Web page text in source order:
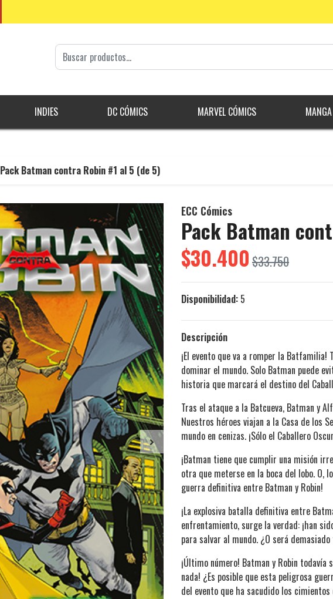
INDIES DC CÓMICS MARVEL CÓMICS MANGA
Pack Batman contra Robin #1 al 5 (de 5)
ECC Cómics
Pack Batman
$30.400 $33.750
Disponibilidad: 5
Descripción
¡El evento que va a romper la Batfamilia!
dominar el mundo. Solo Batman puede
historia que marcará el destino del
Tras el ataque a la Batcueva, Batman y
Nuestros héroes viajan a la Casa de los
mundo en cenizas. ¡Sólo el Caballero
¡Batman tiene que cumplir una misión
otra que meterse en la boca del lobo. O,
guerra definitiva entre Batman y Robin!
¡La explosiva batalla definitiva entre
enfrentamiento, surge la verdad: ¡han
para salvar al mundo. ¿O será
¡Último número! Batman y Robin todavía
nada! ¿Es posible que esta peligrosa
del evento que ha sacudido los cimientos